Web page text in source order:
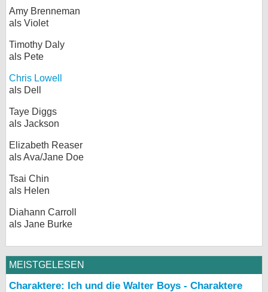
Amy Brenneman
als Violet
Timothy Daly
als Pete
Chris Lowell
als Dell
Taye Diggs
als Jackson
Elizabeth Reaser
als Ava/Jane Doe
Tsai Chin
als Helen
Diahann Carroll
als Jane Burke
MEISTGELESEN
Charaktere: Ich und die Walter Boys - Charaktere